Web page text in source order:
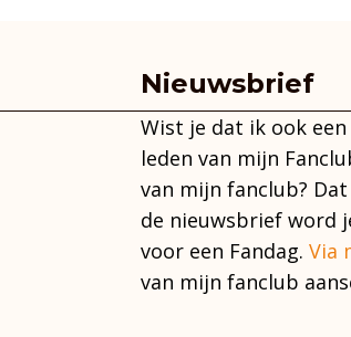
Nieuwsbrief
Wist je dat ik ook
leden van mijn
van mijn fanclub?
de nieuwsbrief word
voor een Fandag.Via
van mijn fanclub